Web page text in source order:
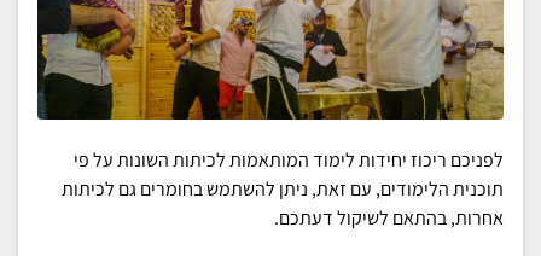
לפניכם ריכוז יחידות לימוד המותאמות לכיתות השונות על פי
תוכנית הלימודים, עם זאת, ניתן להשתמש בחומרים גם לכיתות
אחרות, בהתאם לשיקול דעתכם.